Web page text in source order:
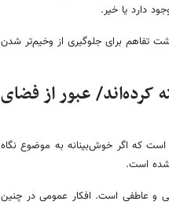
دارد یا خیر.
تفاهم برای جلوگیری از وخیم‌تر شدن
کرده‌اند/ عبور از فضای
است که اگر خوش‌بینانه به موضوع نگاه
است.
و عاطفی است. افکار عمومی در چنین